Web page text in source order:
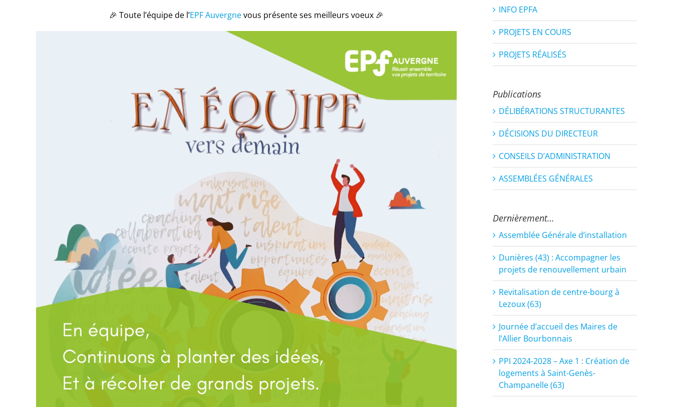
🎉 Toute l’équipe de l’EPF Auvergnevous présente ses meilleurs voeux 🎉 INFO EPFA
PROJETS EN COURS
PROJETS RÉALISÉS
Publications
DÉLIBÉRATIONS STRUCTURANTES
DÉCISIONS DU DIRECTEUR
CONSEILS D’ADMINISTRATION
ASSEMBLÉES GÉNÉRALES
Dernièrement…
Assemblée Générale d’installation
Dunières (43) : Accompagner les
projets de renouvellement urbain
Revitalisation de centre-bourg à
Lezoux (63)
Journée d’accueil des Maires de
l’Allier Bourbonnais
PPI 2024-2028 – Axe 1 : Création de
logements à Saint-Genès-
Champanelle (63)